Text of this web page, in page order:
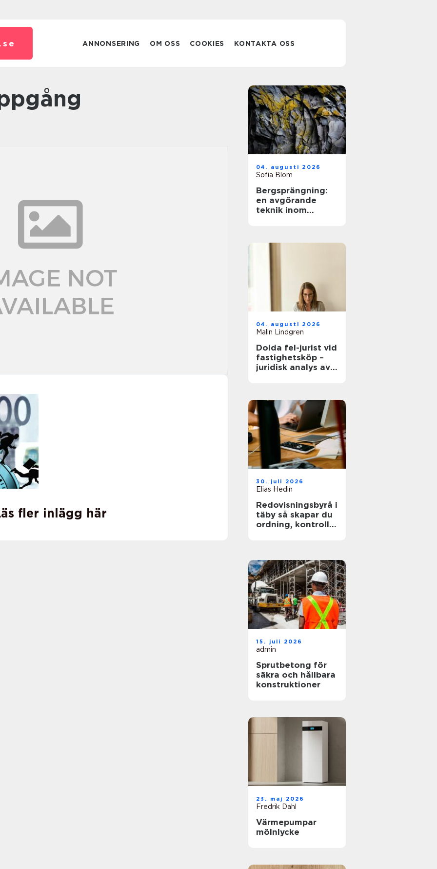
se ANNONSERING OM OSS COOKIES KONTAKTA OSS
fler inlägg här
04. augusti 2026
Sofia Blom
Bergsprängning:
en avgörande
teknik inom
04. augusti 2026
Malin Lindgren
Dolda fel-jurist vid
fastighetsköp –
juridisk analys av
praktiken
30. juli 2026
Elias Hedin
Redovisningsbyrå i
täby så skapar du
ordning, kontroll
15. juli 2026
admin
Sprutbetong för
säkra och hållbara
konstruktioner
23. maj 2026
Fredrik Dahl
Värmepumpar
mölnlycke